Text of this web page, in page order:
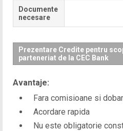
Documente
necesare
Prezentare Credite pentru
parteneriat de la CEC Bank
Avantaje:
Fara comisioane si
Acordare rapida
Nu este obligatorie